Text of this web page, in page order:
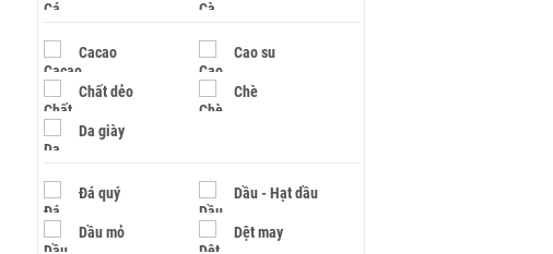
Cacao Cao su
Chất dẻo Chè
Da giày
Đá quý Dầu - Hạt dầu
Dầu mỏ Dệt may